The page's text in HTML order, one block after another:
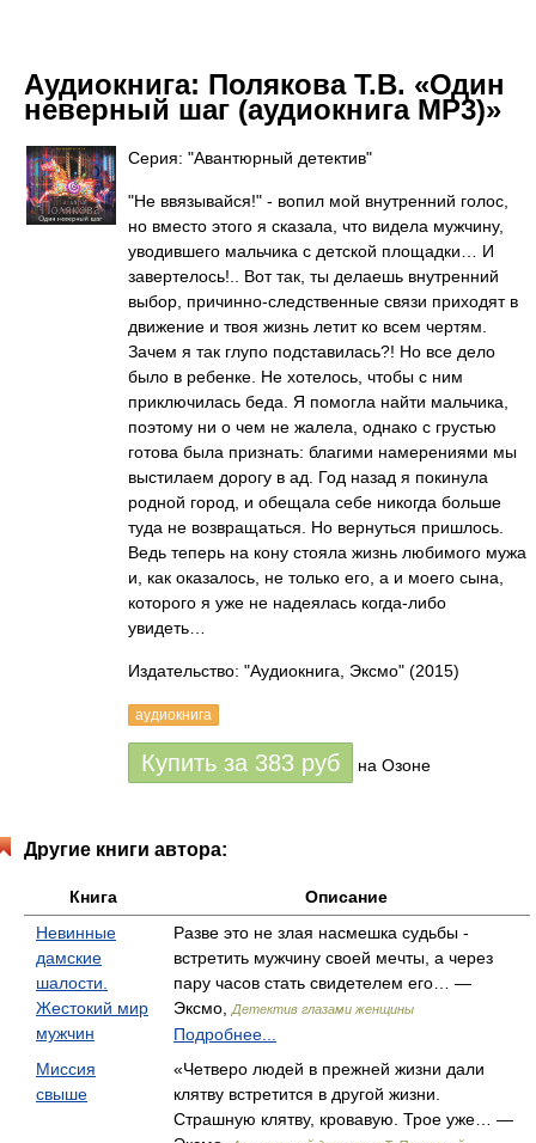
Аудиокнига: Полякова Т.В. «Один
неверный шаг (аудиокнига MP3)»
Серия: "Авантюрный детектив"
"Не ввязывайся!" - вопил мой внутренний голос,
но вместо этого я сказала, что видела мужчину,
уводившего мальчика с детской площадки… И
завертелось!.. Вот так, ты делаешь внутренний
выбор, причинно-следственные связи приходят в
движение и твоя жизнь летит ко всем чертям.
Зачем я так глупо подставилась?! Но все дело
было в ребенке. Не хотелось, чтобы с ним
приключилась беда. Я помогла найти мальчика,
поэтому ни о чем не жалела, однако с грустью
готова была признать: благими намерениями мы
выстилаем дорогу в ад. Год назад я покинула
родной город, и обещала себе никогда больше
туда не возвращаться. Но вернуться пришлось.
Ведь теперь на кону стояла жизнь любимого мужа
и, как оказалось, не только его, а и моего сына,
которого я уже не надеялась когда-либо
увидеть…
Издательство: "Аудиокнига, Эксмо" (2015)
аудиокнига
Купить за 383 руб на Озоне
Другие книги автора:
Книга
Описание
Невинные
дамские
шалости.
Жестокий мир
мужчин
Разве это не злая насмешка судьбы -
встретить мужчину своей мечты, а через
пару часов стать свидетелем его… —
Эксмо,
Детектив глазами женщины
Подробнее...
Миссия
свыше
«Четверо людей в прежней жизни дали
клятву встретится в другой жизни.
Страшную клятву, кровавую. Трое уже… —